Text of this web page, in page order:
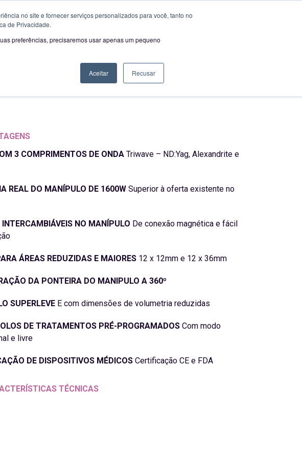
no site e fornecer serviços personalizados para você, tanto no
de Privacidade.
preferências, precisaremos usar apenas um pequeno
Aceitar Recusar
LASER LINHA DE COSMÉTICA SEJA NOSSO PARCEIRO
3 COMPRIMENTOS DE ONDA Triwave – ND:Yag, Alexandrite e
REAL DO MANÍPULO DE 1600W Superior à oferta existente no
NO MANÍPULO De conexão magnética e fácil
ÁREAS REDUZIDAS E MAIORES 12 x 12mm e 12 x 36mm
DA PONTEIRA DO MANIPULO A 360º
SUPERLEVE E com dimensões de volumetria reduzidas
DE TRATAMENTOS PRÉ-PROGRAMADOS Com modo
e livre
DE DISPOSITIVOS MÉDICOS Certificação CE e FDA
TÉCNICAS